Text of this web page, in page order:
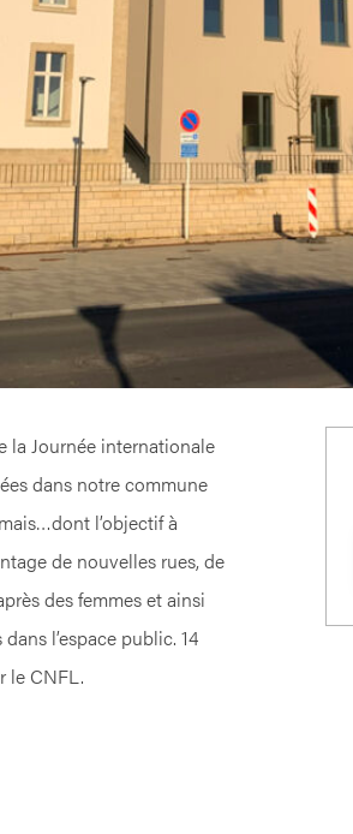
la Journée internationale
dans notre commune
l’objectif à
de nouvelles rues, de
des femmes et ainsi
l’espace public. 14
le CNFL.